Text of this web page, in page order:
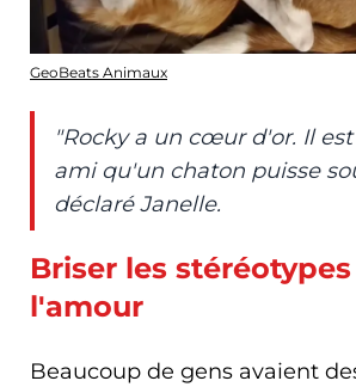
GeoBeats Animaux
"Rocky a un cœur d'or. Il
ami qu'un chaton puisse
déclaré Janelle.
Briser les
l'amour
Beaucoup de gens avaient